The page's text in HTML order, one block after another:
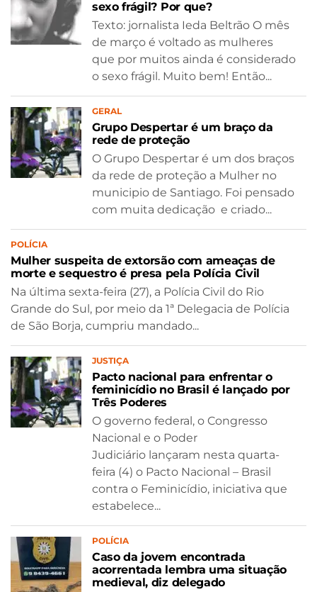
sexo frágil? Por que?
Texto: jornalista Ieda Beltrão O mês
de março é voltado as mulheres
que por muitos ainda é considerado
o sexo frágil. Muito bem! Então...
GERAL
Grupo Despertar é um braço da
rede de proteção
O Grupo Despertar é um dos braços
da rede de proteção a Mulher no
municipio de Santiago. Foi pensado
com muita dedicação e criado...
POLÍCIA
Mulher suspeita de extorsão com ameaças de
morte e sequestro é presa pela Polícia Civil
Na última sexta-feira (27), a Polícia Civil do Rio
Grande do Sul, por meio da 1ª Delegacia de Polícia
de São Borja, cumpriu mandado...
JUSTIÇA
Pacto nacional para enfrentar o
feminicídio no Brasil é lançado por
Três Poderes
O governo federal, o Congresso
Nacional e o Poder
Judiciário lançaram nesta quarta-
feira (4) o Pacto Nacional – Brasil
contra o Feminicídio, iniciativa que
estabelece...
POLÍCIA
Caso da jovem encontrada
acorrentada lembra uma situação
medieval, diz delegado